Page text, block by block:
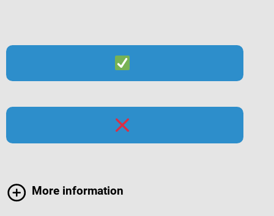
More information
Menü
Infomaterialien zur
Hygiene